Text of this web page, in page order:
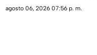
agosto 06, 2026 07:56 p. m.